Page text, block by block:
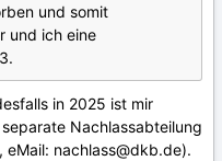
und somit
und ich eine
in 2025 ist mir
Nachlassabteilung
nachlass@dkb.de).